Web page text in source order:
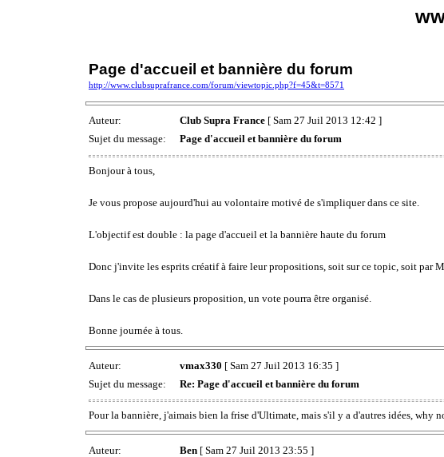
Page d'accueil et bannière du forum
http://www.clubsuprafrance.com/forum/viewtopic.php?f=45&t=8571
Auteur: Club Supra France [ Sam 27 Juil 2013 12:42 ]
Sujet du message:
Page d'accueil et bannière du forum
Bonjour à tous,
Je vous propose aujourd'hui au volontaire motivé de s'impliquer dans ce site.
L'objectif est double : la page d'accueil et la bannière haute du forum
Donc j'invite les esprits créatif à faire leur propositions, soit sur ce topic, soit par
Dans le cas de plusieurs proposition, un vote pourra être organisé.
Bonne journée à tous.
Auteur: vmax330 [ Sam 27 Juil 2013 16:35 ]
Sujet du message:
Re: Page d'accueil et bannière du forum
Pour la bannière, j'aimais bien la frise d'Ultimate, mais s'il y a d'autres idées, why
Auteur: Ben [ Sam 27 Juil 2013 23:55 ]